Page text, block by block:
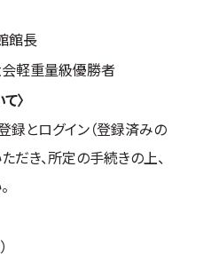
マップ
語
館長
会軽重量級優勝者
〉
録とログイン（登録済みの
だき、所定の手続きの上、